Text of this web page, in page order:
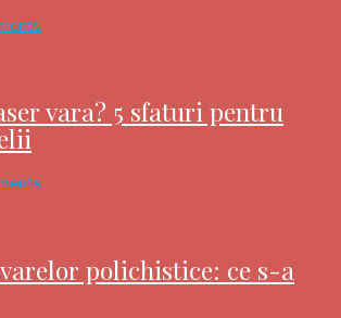
vara? 5 sfaturi pentru
polichistice: ce s-a